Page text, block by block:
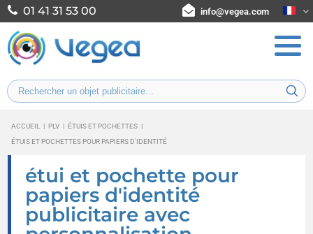
01 41 31 53 00 info@vegea.com
ACCUEIL | PLV | ÉTUIS ET POCHETTES |
ÉTUIS ET POCHETTES POUR PAPIERS D'IDENTITÉ
étui et pochette pour
papiers d'identité
publicitaire avec